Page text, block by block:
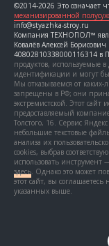
©2014-2026 Это означает
механизированной
info@styazhka-stroy.ru
Компания ТЕХНОПОЛ™
Ковалёв Алексей
40802810338000116314
продуктов, используемые
идентификации и могут
Мы отказываемся от
запрещены в РФ; они
экстремистской. Этот сайт
предоставляемый
Толстого, 16. Сервис
небольшие текстовые
анализа их
cookies, выбрав
использовать
здесь. Однако это может
этот сайт, вы
указанных выше.